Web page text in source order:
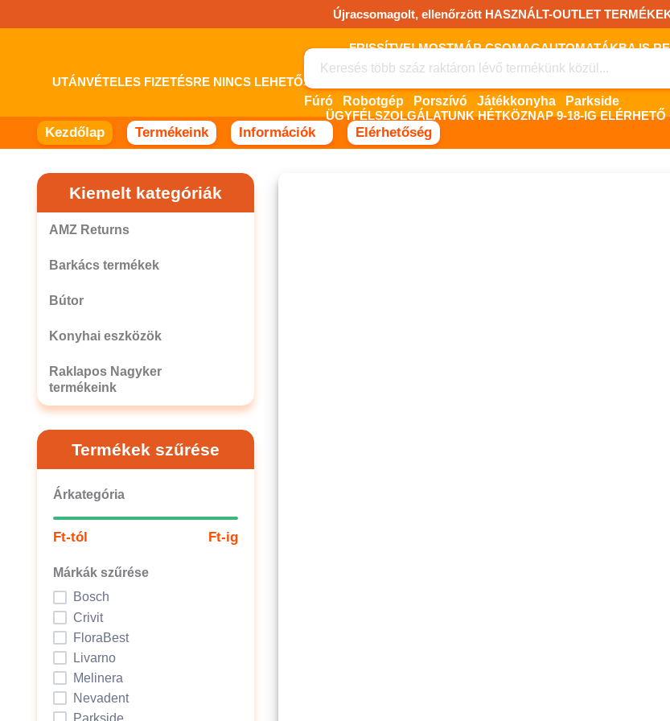
a
Újracsomagolt, ellenőrzött HASZNÁLT-OUTLET
FRISSÍTVE! MOSTMÁR CSOMAGAUTOMATÁKBA IS
UTÁNVÉTELES FIZETÉSRE NINCS LEHETŐSÉG! FIZETNI ONLINE BANKKÁRTYÁVAL LEHETSÉGES,
ÜGYFÉLSZOLGÁLATUNK HÉTKÖZNAP 9-18-IG ELÉRHETŐ
Fúró Robotgép Porszívó Játékkonyha Parkside
Kezdőlap Termékeink Információk Elérhetőség
Kiemelt kategóriák
AMZ Returns
Barkács termékek
Bútor
Konyhai eszközök
Raklapos Nagyker
termékeink
Termékek szűrése
Árkategória
Ft-tól Ft-ig
Márkák szűrése
Bosch
Crivit
FloraBest
Livarno
Melinera
Nevadent